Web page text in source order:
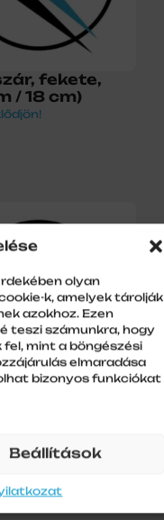
olyan
k, amelyek tárolják
azokhoz. Ezen
teszi számunkra, hogy
mint a böngészési
elmaradása
bizonyos funkciókat
Beállítások
fekete,
/ 18 cm)